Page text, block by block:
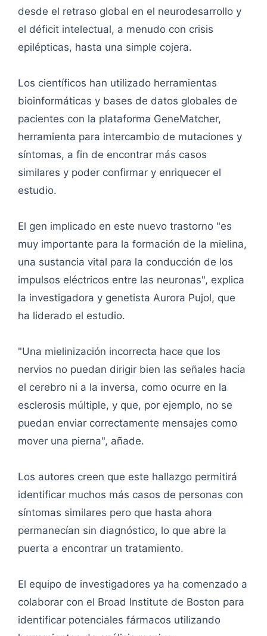
desde el retraso global en el neurodesarrollo y
el déficit intelectual, a menudo con crisis
epilépticas, hasta una simple cojera.
Los científicos han utilizado herramientas
bioinformáticas y bases de datos globales de
pacientes con la plataforma GeneMatcher,
herramienta para intercambio de mutaciones y
síntomas, a fin de encontrar más casos
similares y poder confirmar y enriquecer el
estudio.
El gen implicado en este nuevo trastorno "es
muy importante para la formación de la mielina,
una sustancia vital para la conducción de los
impulsos eléctricos entre las neuronas", explica
la investigadora y genetista Aurora Pujol, que
ha liderado el estudio.
"Una mielinización incorrecta hace que los
nervios no puedan dirigir bien las señales hacia
el cerebro ni a la inversa, como ocurre en la
esclerosis múltiple, y que, por ejemplo, no se
puedan enviar correctamente mensajes como
mover una pierna", añade.
Los autores creen que este hallazgo permitirá
identificar muchos más casos de personas con
síntomas similares pero que hasta ahora
permanecían sin diagnóstico, lo que abre la
puerta a encontrar un tratamiento.
El equipo de investigadores ya ha comenzado a
colaborar con el Broad Institute de Boston para
identificar potenciales fármacos utilizando